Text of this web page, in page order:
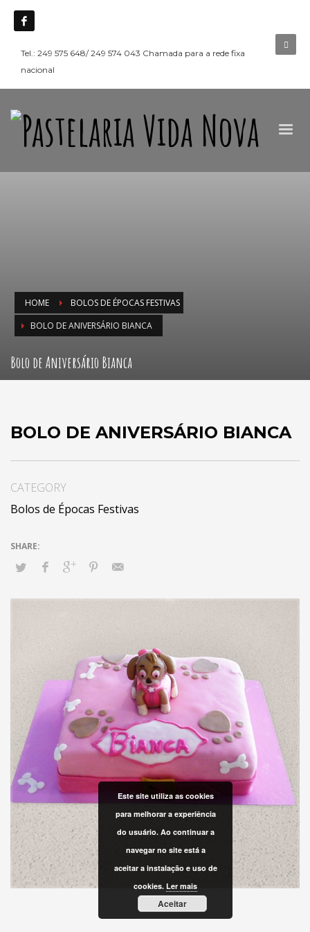
Tel.: 249 575 648/ 249 574 043 Chamada para a rede fixa
nacional
HOME
BOLOS DE ÉPOCAS FESTIVAS
BOLO DE ANIVERSÁRIO BIANCA
Bolo de Aniversário Bianca
BOLO DE ANIVERSÁRIO BIANCA
CATEGORY
Bolos de Épocas Festivas
Este site utiliza as cookies
para melhorar a experiência
do usuário. Ao continuar a
navegar no site está a
aceitar a instalação e uso de
cookies. Ler mais
Aceitar